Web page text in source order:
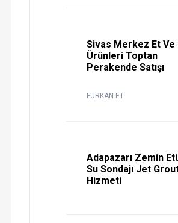
Sivas Merkez Et Ve
Ürünleri Toptan
Perakende Satışı
FURKAN ET
Adapazarı Zemin
Su Sondajı Jet
Hizmeti